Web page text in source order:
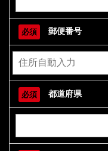
必須 郵便番号
必須 都道府県